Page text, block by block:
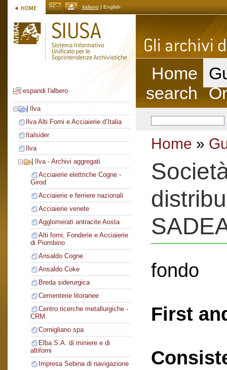
italiano | English
espandi l'albero
Ilva
Ilva Alti Forni e Acciaierie d’Italia
Italsider
Ilva
Ilva - Archivi aggregati
Acciaierie elettriche Cogne -
Girod
Acciaierie e ferriere nazionali
Acciaierie venete
Agglomerati antracite Aosta
Alti forni, Fonderie e Acciaierie
di Piombino
Ansaldo Cogne
Ansaldo Coke
Breda siderurgica
Cementerie litoranee
Centro ricerche metallurgiche -
CRM
Cornigliano spa
Elba S.A. di miniere e di
altiforni
Impresa Sebina di navigazione
Home
search
Home »
fondo
First